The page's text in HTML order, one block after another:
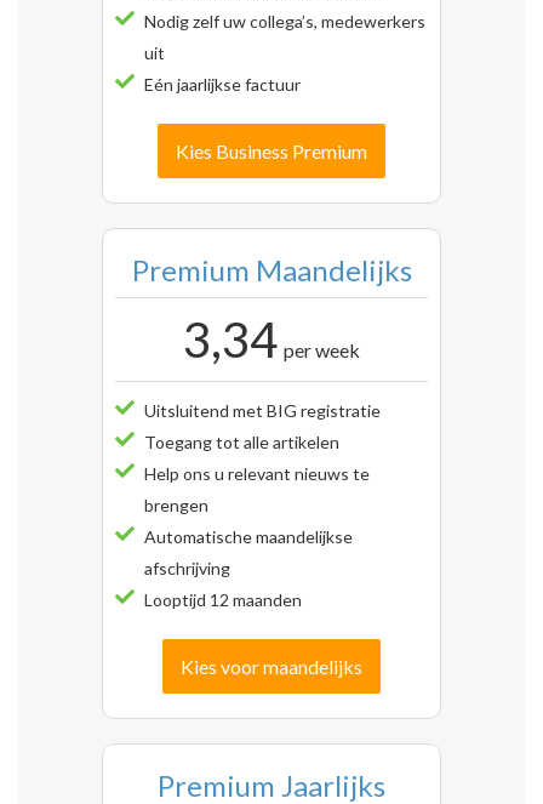
Nodig zelf uw collega’s, medewerkers
uit
Eén jaarlijkse factuur
Kies Business Premium
Premium Maandelijks
3,34 per week
Uitsluitend met BIG registratie
Toegang tot alle artikelen
Help ons u relevant nieuws te
brengen
Automatische maandelijkse
afschrijving
Looptijd 12 maanden
Kies voor maandelijks
Premium Jaarlijks